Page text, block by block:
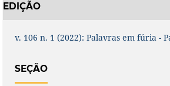
EDIÇÃO
v. 106 n. 1 (2022): Palavras em fúria -
SEÇÃO